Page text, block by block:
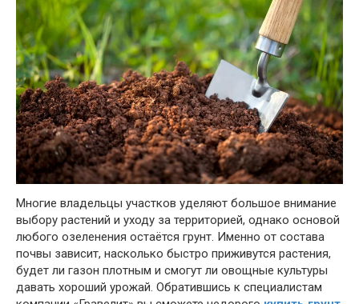
Многие владельцы участков уделяют большое внимание
выбору растений и уходу за территорией, однако основой
любого озеленения остаётся грунт. Именно от состава
почвы зависит, насколько быстро приживутся растения,
будет ли газон плотным и смогут ли овощные культуры
давать хороший урожай. Обратившись к специалистам